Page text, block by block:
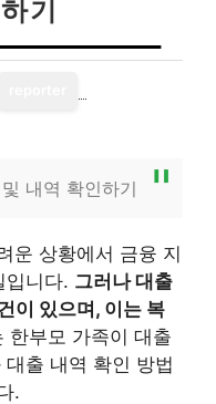
기
내역 확인하기
운 상황에서 금융 지
입니다. 그러나 대출
이 있으며, 이는 복
한부모 가족이 대출
출 내역 확인 방법
.